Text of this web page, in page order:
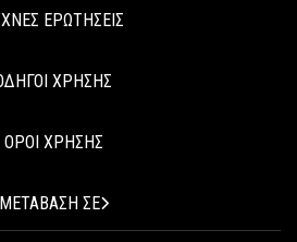
ΕΡΩΤΗΣΕΙΣ
ΧΡΗΣΗΣ
ΟΡΟΙ ΧΡΗΣΗΣ
ΜΕΤΑΒΑΣΗ ΣΕ